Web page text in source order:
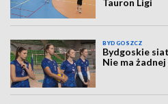
Tauron Ligi
BYDGOSZCZ
Bydgoskie
Nie ma